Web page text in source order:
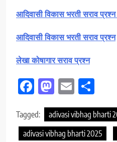
आदिवासी विकास भरती सराव
आदिवासी विकास भरती सराव प्रश्न
लेखा कोषागार सराव प्रश्न
Facebook
Mastodon
Email
Tagged:
adivasi vibhag bharti
adivasi vibhag bharti 2025